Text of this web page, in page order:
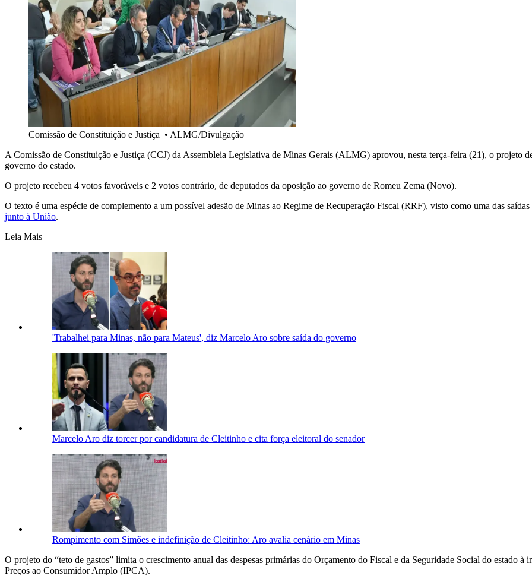
Comissão de Constituição e Justiça • ALMG/Divulgação
A Comissão de Constituição e Justiça (CCJ) da Assembleia Legislativa de Minas Gerais (ALMG) aprovou, nesta terça-feira (21), o projeto
governo do estado.
O projeto recebeu 4 votos favoráveis e 2 votos contrário, de deputados da oposição ao governo de Romeu Zema (Novo).
O texto é uma espécie de complemento a um possível adesão de Minas ao Regime de Recuperação Fiscal (RRF), visto como uma das saídas
junto à União.
Leia Mais
'Trabalhei para Minas, não para Mateus', diz Marcelo Aro sobre saída do governo
Marcelo Aro diz torcer por candidatura de Cleitinho e cita força eleitoral do senador
Rompimento com Simões e indefinição de Cleitinho: Aro avalia cenário em Minas
O projeto do “teto de gastos” limita o crescimento anual das despesas primárias do Orçamento do Fiscal e da Seguridade Social do estado
Preços ao Consumidor Amplo (IPCA).